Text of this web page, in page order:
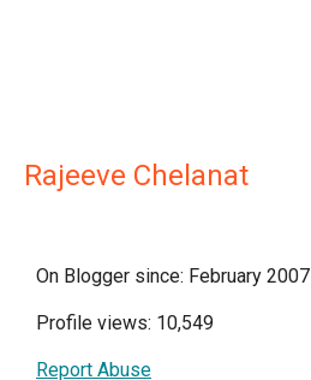
Rajeeve Chelanat
On Blogger since: February 2007
Profile views: 10,549
Report Abuse